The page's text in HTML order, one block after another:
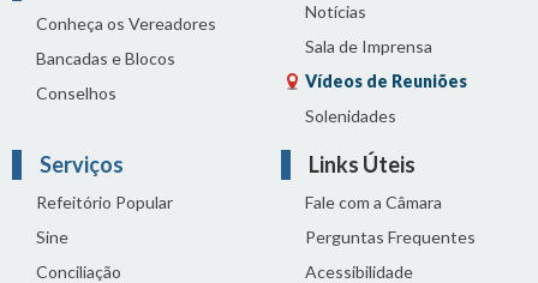
Conheça os Vereadores
Bancadas e Blocos
Conselhos
Notícias
Sala de Imprensa
Vídeos de Reuniões
Solenidades
Serviços
Refeitório Popular
Sine
Conciliação
Links Úteis
Fale com a Câmara
Perguntas Frequentes
Acessibilidade